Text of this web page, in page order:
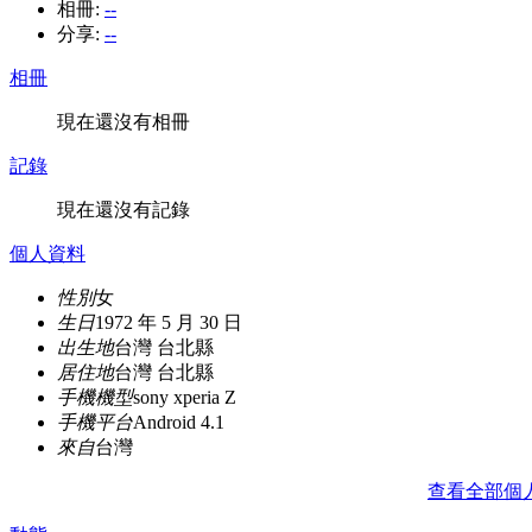
相冊: --
分享: --
相冊
現在還沒有相冊
記錄
現在還沒有記錄
個人資料
性別女
生日1972 年 5 月 30 日
出生地台灣 台北縣
居住地台灣 台北縣
手機機型sony xperia Z
手機平台Android 4.1
來自台灣
查看全部個